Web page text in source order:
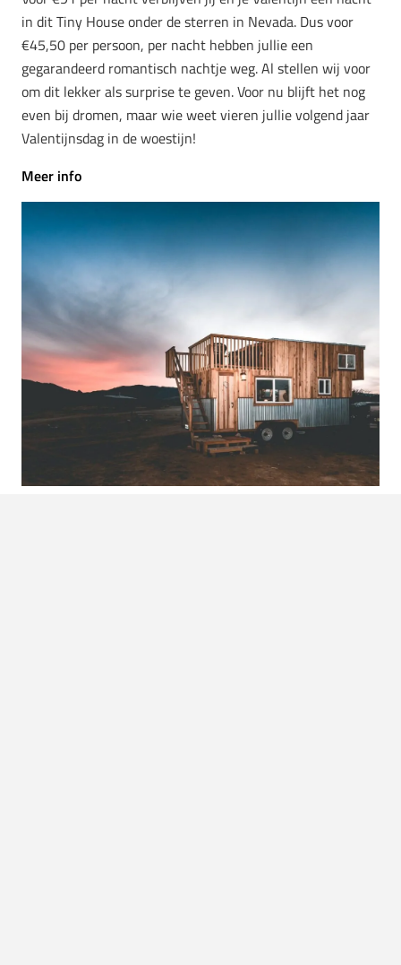
in dit Tiny House onder de sterren in Nevada. Dus voor
€45,50 per persoon, per nacht hebben jullie een
gegarandeerd romantisch nachtje weg. Al stellen wij voor
om dit lekker als surprise te geven. Voor nu blijft het nog
even bij dromen, maar wie weet vieren jullie volgend jaar
Valentijnsdag in de woestijn!
Meer info